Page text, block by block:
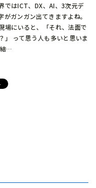
ではICT、DX、AI、3次元デ
がガンガン出てきますよね。
場にいると、「それ、法面で
」 って思う人も多いと思いま
…